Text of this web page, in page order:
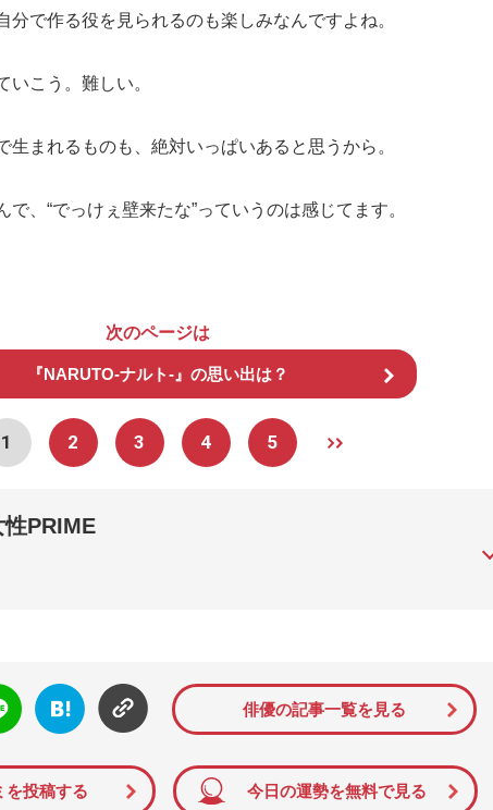
分で作る役を見られるのも楽しみなんですよね。
こう。難しい。
まれるものも、絶対いっぱいあると思うから。
、“でっけぇ壁来たな”っていうのは感じてます。
次のページは
『NARUTO-ナルト-』の思い出は？
1 2 3 4 5
PRIME
誌面に掲載された記事から、インターネット利用者層にとって特に関心の
はてな
ブック
マーク
俳優の記事一覧を見る
を投稿する 今日の運勢を無料で見る